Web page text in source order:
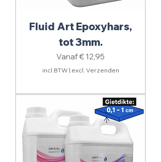
Fluid Art Epoxyhars,
tot 3mm.
Vanaf€ 12,95
Verkoopprijs
incl.BTW | excl. Verzenden